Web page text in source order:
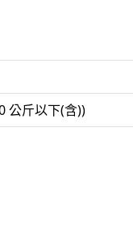
公斤以下(含))